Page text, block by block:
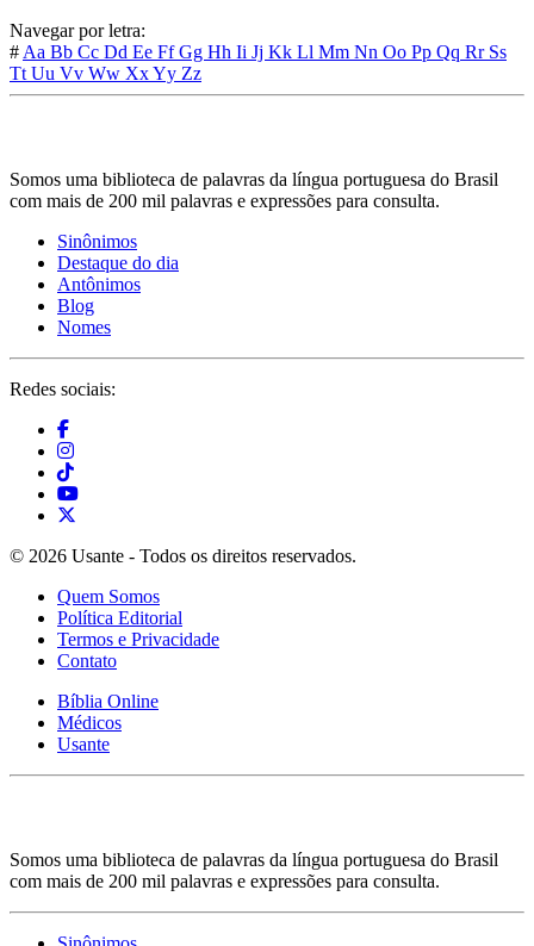
Navegar por letra:
# Aa Bb Cc Dd Ee FfGg Hh Ii Jj Kk Ll Mm Nn Oo Pp Qq Rr Ss
Tt Uu Vv Ww XxYy Zz
Somos uma biblioteca de palavras da língua portuguesa do Brasil
com mais de 200 mil palavras e expressões para consulta.
Sinônimos
Destaque do dia
Antônimos
Blog
Nomes
Redes sociais:
© 2026 Usante - Todos os direitos reservados.
Quem Somos
Política Editorial
Termos e Privacidade
Contato
Bíblia Online
Médicos
Usante
Somos uma biblioteca de palavras da língua portuguesa do Brasil
com mais de 200 mil palavras e expressões para consulta.